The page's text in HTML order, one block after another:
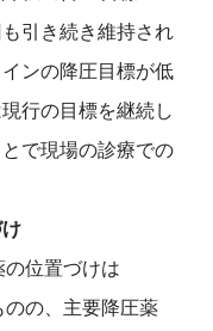
引き続き維持され
ンの降圧目標が低
行の目標を継続し
で現場の診療での
位置づけは
の、主要降圧薬